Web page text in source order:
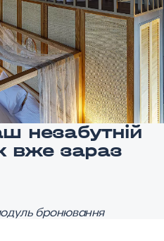
незабутній
вже зараз
бронювання